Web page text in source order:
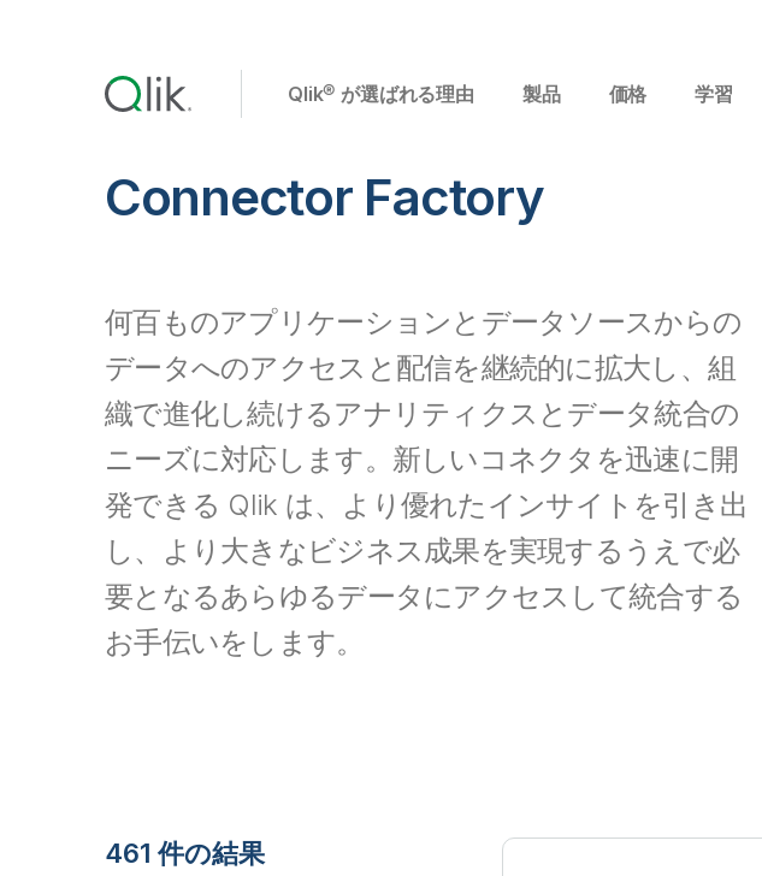
Qlik® が選ばれる理由 製品 価格 学習
Connector Factory
何百ものアプリケーションとデータソースからの
データへのアクセスと配信を継続的に拡大し、組
織で進化し続けるアナリティクスとデータ統合の
ニーズに対応します。新しいコネクタを迅速に開
発できる Qlik は、より優れたインサイトを引き出
し、より大きなビジネス成果を実現するうえで必
要となるあらゆるデータにアクセスして統合する
お手伝いをします。
461 件の結果